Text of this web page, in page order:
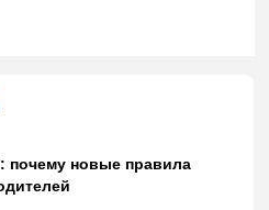
почему новые правила